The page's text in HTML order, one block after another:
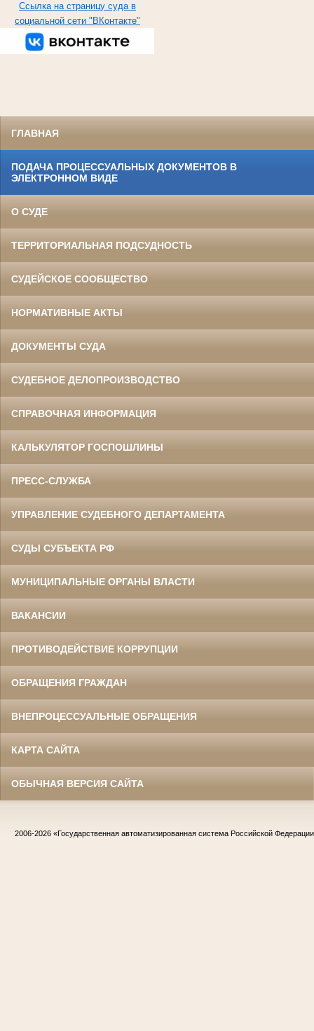
Ссылка на страницу суда в
социальной сети "ВКонтакте"
ГЛАВНАЯ
ПОДАЧА ПРОЦЕССУАЛЬНЫХ ДОКУМЕНТОВ В
ЭЛЕКТРОННОМ ВИДЕ
О СУДЕ
ТЕРРИТОРИАЛЬНАЯ ПОДСУДНОСТЬ
СУДЕЙСКОЕ СООБЩЕСТВО
НОРМАТИВНЫЕ АКТЫ
ДОКУМЕНТЫ СУДА
СУДЕБНОЕ ДЕЛОПРОИЗВОДСТВО
СПРАВОЧНАЯ ИНФОРМАЦИЯ
КАЛЬКУЛЯТОР ГОСПОШЛИНЫ
ПРЕСС-СЛУЖБА
УПРАВЛЕНИЕ СУДЕБНОГО ДЕПАРТАМЕНТА
СУДЫ СУБЪЕКТА РФ
МУНИЦИПАЛЬНЫЕ ОРГАНЫ ВЛАСТИ
ВАКАНСИИ
ПРОТИВОДЕЙСТВИЕ КОРРУПЦИИ
ОБРАЩЕНИЯ ГРАЖДАН
ВНЕПРОЦЕССУАЛЬНЫЕ ОБРАЩЕНИЯ
КАРТА САЙТА
ОБЫЧНАЯ ВЕРСИЯ САЙТА
2006-2026 «Государственная автоматизированная система Российской